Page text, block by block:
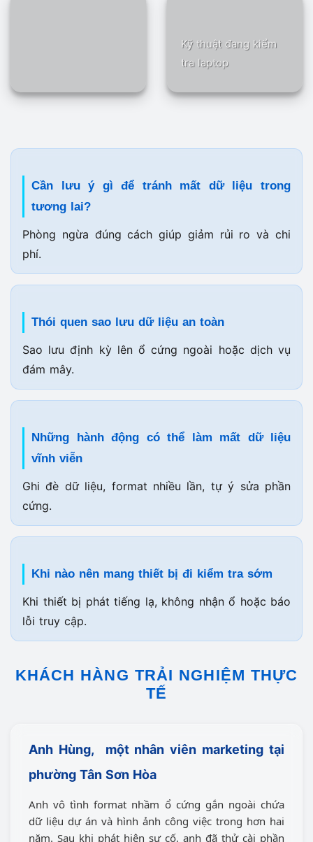
Kỹ thuật đang kiểm
tra laptop
Cần lưu ý gì để tránh mất dữ liệu trong
tương lai?
Phòng ngừa đúng cách giúp giảm rủi ro và chi
phí.
Thói quen sao lưu dữ liệu an toàn
Sao lưu định kỳ lên ổ cứng ngoài hoặc dịch vụ
đám mây.
Những hành động có thể làm mất dữ liệu
vĩnh viễn
Ghi đè dữ liệu, format nhiều lần, tự ý sửa phần
cứng.
Khi nào nên mang thiết bị đi kiểm tra sớm
Khi thiết bị phát tiếng lạ, không nhận ổ hoặc báo
lỗi truy cập.
KHÁCH HÀNG TRẢI NGHIỆM THỰC
TẾ
Anh Hùng, một nhân viên marketing tại
phường Tân Sơn Hòa
Anh vô tình format nhầm ổ cứng gắn ngoài chứa
dữ liệu dự án và hình ảnh công việc trong hơn hai
năm. Sau khi phát hiện sự cố, anh đã thử cài phần